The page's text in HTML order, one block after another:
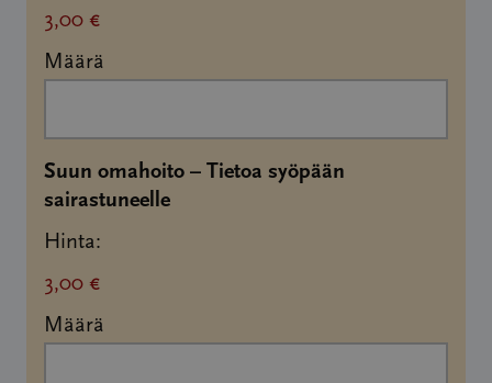
3,00 €
Määrä
Suun omahoito – Tietoa syöpään
sairastuneelleMäärä
Hinta:
3,00 €
Määrä